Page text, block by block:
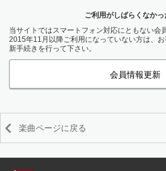
ご利用がしばらくなかっ
当サイトではスマートフォン対応にともない会
2015年11月以降ご利用になっていない方は、
新手続きを行って下さい。
会員情報更新
楽曲ページに戻る